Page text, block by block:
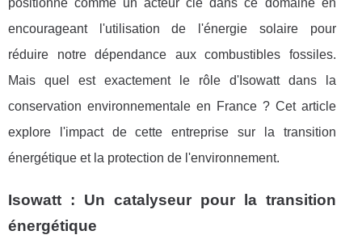
encourageant l'utilisation de l'énergie solaire pour
réduire notre dépendance aux combustibles fossiles.
Mais quel est exactement le rôle d'Isowatt dans la
conservation environnementale en France ? Cet article
explore l'impact de cette entreprise sur la transition
énergétique et la protection de l'environnement.
Isowatt : Un catalyseur pour la transition
énergétique